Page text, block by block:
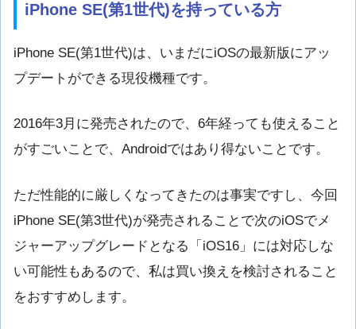
iPhone SE(第1世代)を持っている方
iPhone SE(第1世代)は、いまだにiOSの最新版にアッ
プデートができる現役機種です。
2016年3月に発売されたので、6年経っても使えること
がすごいことで、Androidではあり得ないことです。
ただ性能的に厳しくなってきたのは事実ですし、今回
iPhone SE(第3世代)が発売されることで次のiOSでメ
ジャーアップグレードとなる「iOS16」には対応しな
い可能性もあるので、私は買い換えを検討されること
をおすすめします。